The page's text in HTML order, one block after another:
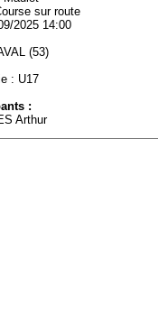
sur route
2025 14:00
(53)
: U17
:
Arthur